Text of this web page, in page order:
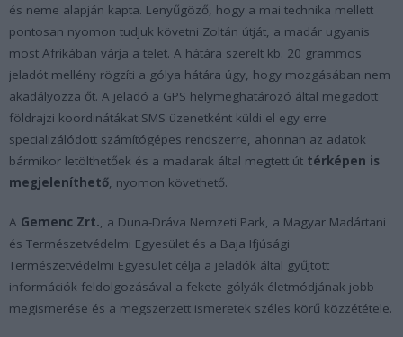
és neme alapján kapta. Lenyűgöző, hogy a mai technika mellett
pontosan nyomon tudjuk követni Zoltán útját, a madár ugyanis
most Afrikában várja a telet. A hátára szerelt kb. 20 grammos
jeladót mellény rögzíti a gólya hátára úgy, hogy mozgásában nem
akadályozza őt. A jeladó a GPS helymeghatározó által megadott
földrajzi koordinátákat SMS üzenetként küldi el egy erre
specializálódott számítógépes rendszerre, ahonnan az adatok
bármikor letölthetőek és a madarak által megtett út térképen is
megjeleníthető, nyomon követhető.
A Gemenc Zrt., a Duna-Dráva Nemzeti Park, a Magyar Madártani
és Természetvédelmi Egyesület és a Baja Ifjúsági
Természetvédelmi Egyesület célja a jeladók által gyűjtött
információk feldolgozásával a fekete gólyák életmódjának jobb
megismerése és a megszerzett ismeretek széles körű közzététele.